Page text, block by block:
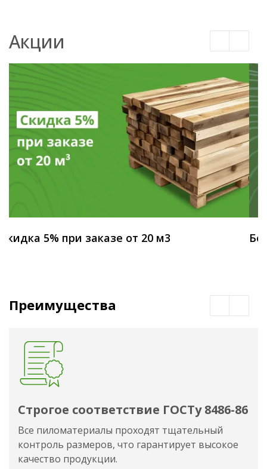
Акции
Скидка 5% при заказе от 20 м3
Преимущества
Строгое соответствие ГОСТу 8486-86
Все пиломатериалы проходят тщательный
контроль размеров, что гарантирует высокое
качество продукции.